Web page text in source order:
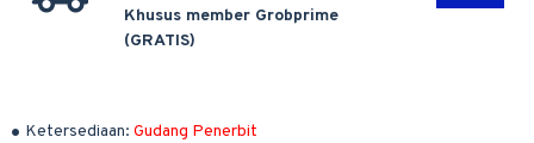
Ketersediaan: Gudang Penerbit
Khusus member Grobprime
(GRATIS)